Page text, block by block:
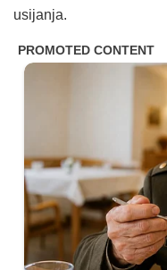
usijanja.